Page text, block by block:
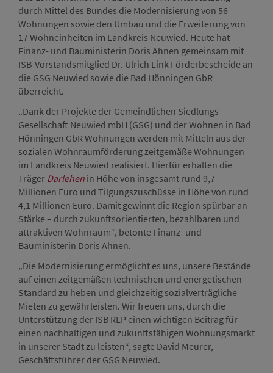
durch Mittel des Bundes die Modernisierung von 56
Wohnungen sowie den Umbau und die Erweiterung von
17 Wohneinheiten im Landkreis Neuwied. Heute hat
Finanz- und Bauministerin Doris Ahnen gemeinsam mit
ISB-Vorstandsmitglied Dr. Ulrich Link Förderbescheide an
die GSG Neuwied sowie die Bad Hönningen GbR
überreicht.
„Dank der Projekte der Gemeindlichen Siedlungs-
Gesellschaft Neuwied mbH (GSG) und der Wohnen in Bad
Hönningen GbR Wohnungen werden mit Mitteln aus der
sozialen Wohnraumförderung zeitgemäße Wohnungen
im Landkreis Neuwied realisiert. Hierfür erhalten die
Träger Darlehen in Höhe von insgesamt rund 9,7
Millionen Euro und Tilgungszuschüsse in Höhe von rund
4,1 Millionen Euro. Damit gewinnt die Region spürbar an
Stärke – durch zukunftsorientierten, bezahlbaren und
attraktiven Wohnraum“, betonte Finanz- und
Bauministerin Doris Ahnen.
„Die Modernisierung ermöglicht es uns, unsere Bestände
auf einen zeitgemäßen technischen und energetischen
Standard zu heben und gleichzeitig sozialverträgliche
Mieten zu gewährleisten. Wir freuen uns, durch die
Unterstützung der ISB RLP einen wichtigen Beitrag für
einen nachhaltigen und zukunftsfähigen Wohnungsmarkt
in unserer Stadt zu leisten“, sagte David Meurer,
Geschäftsführer der GSG Neuwied.